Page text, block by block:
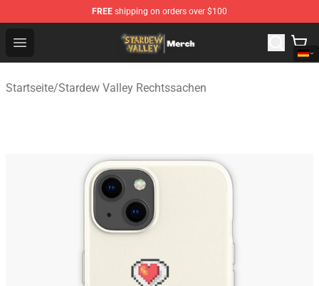
FREE shipping on orders over $100
Open menu
Stardew Valley Store - Official Stardew Valley
Startseite/Stardew Valley Rechtssachen